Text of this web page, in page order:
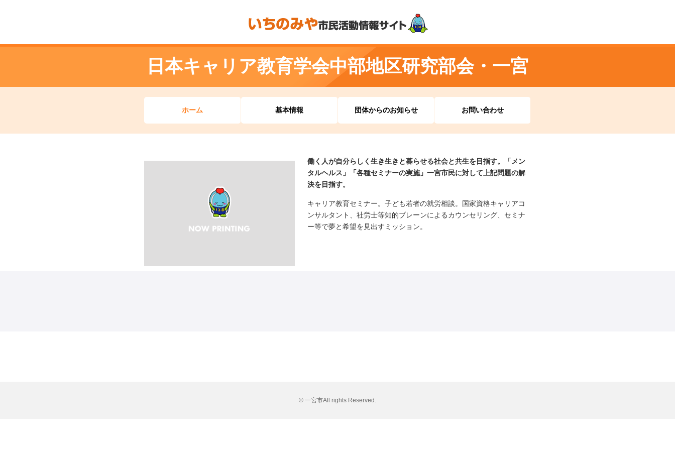
日本キャリア教育学会中部地区研究部会・一宮
ホーム 基本情報 団体からのお知らせ お問い合わせ
働く人が自分らしく生き生きと暮らせる社会と共生を目指す。「メン
タルヘルス」「各種セミナーの実施」一宮市民に対して上記問題の解
決を目指す。
キャリア教育セミナー。子ども若者の就労相談。国家資格キャリアコ
ンサルタント、社労士等知的ブレーンによるカウンセリング、セミナ
ー等で夢と希望を見出すミッション。
© 一宮市All rights Reserved.